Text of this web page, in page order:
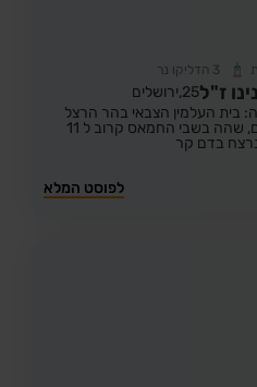
3 הדליקו נר
ז"ל25, ירושלים
בית העלמין הצבאי בהר הרצל
נחטף באזור המסיבה ברעים, שהה בשבי החמאס קרוב ל 11
בדם קר
לפוסט המלא